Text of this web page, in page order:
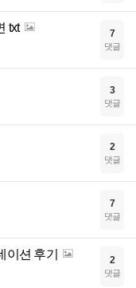
txt 7
댓글
3
댓글
2
댓글
7
댓글
이션 후기 2
댓글